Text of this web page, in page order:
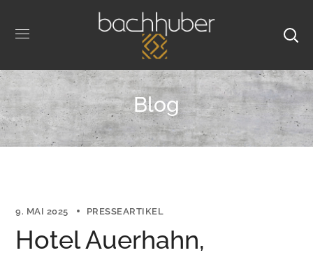
Blog
9. MAI 2025 PRESSEARTIKEL
Hotel Auerhahn,